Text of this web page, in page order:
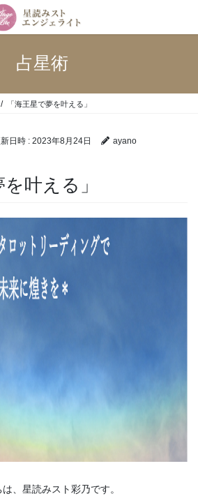
占星術
「海王星で夢を叶える」
日時 : 2023年8月24日 ayano
叶える」
、星読みスト彩乃です。